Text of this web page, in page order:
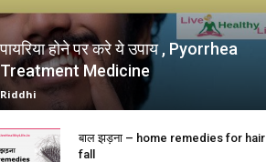
पायरिया होने पर करे ये उपाय , Pyorrhea
Treatment Medicine
Riddhi
बाल झड़ना – home remedies for hair
fall